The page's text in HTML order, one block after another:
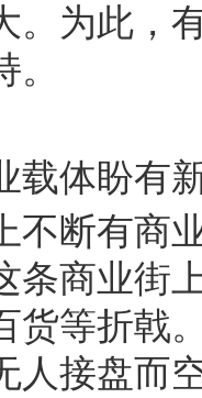
。为此，
体盼有
断有商业
条商业街
货等折戟
人接盘而